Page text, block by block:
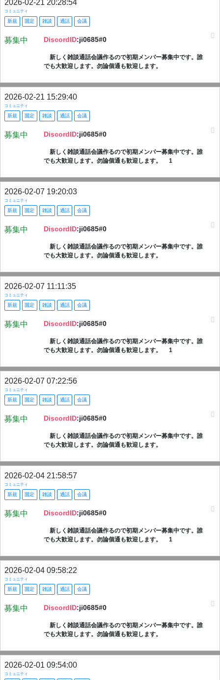
2026-02-21 20:28:54
コミュニティ
新規 固定 雑談 通話 会議
募集中 DiscordID:ji0685#0
新しく雑談通話会議作るので初期メンバー募集中です。誰
でも大歓迎します。勿論個通も歓迎します。
2026-02-21 15:29:40
コミュニティ
新規 固定 雑談 通話 会議
募集中 DiscordID:ji0685#0
新しく雑談通話会議作るので初期メンバー募集中です。誰
でも大歓迎します。勿論個通も歓迎します。 1
2026-02-07 19:20:03
コミュニティ
新規 固定 雑談 通話 会議
募集中 DiscordID:ji0685#0
新しく雑談通話会議作るので初期メンバー募集中です。誰
でも大歓迎します。勿論個通も歓迎します。
2026-02-07 11:11:35
コミュニティ
新規 固定 雑談 通話 会議
募集中 DiscordID:ji0685#0
新しく雑談通話会議作るので初期メンバー募集中です。誰
でも大歓迎します。勿論個通も歓迎します。 1
2026-02-07 07:22:56
コミュニティ
新規 固定 雑談 通話 会議
募集中 DiscordID:ji0685#0
新しく雑談通話会議作るので初期メンバー募集中です。誰
でも大歓迎します。勿論個通も歓迎します。
2026-02-04 21:58:57
コミュニティ
新規 固定 雑談 通話 会議
募集中 DiscordID:ji0685#0
新しく雑談通話会議作るので初期メンバー募集中です。誰
でも大歓迎します。勿論個通も歓迎します。 1
2026-02-04 09:58:22
コミュニティ
新規 固定 雑談 通話 会議
募集中 DiscordID:ji0685#0
新しく雑談通話会議作るので初期メンバー募集中です。誰
でも大歓迎します。勿論個通も歓迎します。
2026-02-01 09:54:00
コミュニティ